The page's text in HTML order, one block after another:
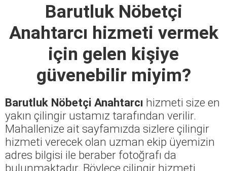
Barutluk Nöbetçi
Anahtarcı hizmeti vermek
için gelen kişiye
güvenebilir miyim?
Barutluk Nöbetçi Anahtarcı hizmeti size en
yakın çilingir ustamız tarafından verilir.
Mahallenize ait sayfamızda sizlere çilingir
hizmeti verecek olan uzman ekip üyemizin
adres bilgisi ile beraber fotoğrafı da
bulunmaktadır. Böylece çilingir hizmeti